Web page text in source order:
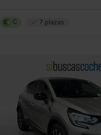
C 7 plazas